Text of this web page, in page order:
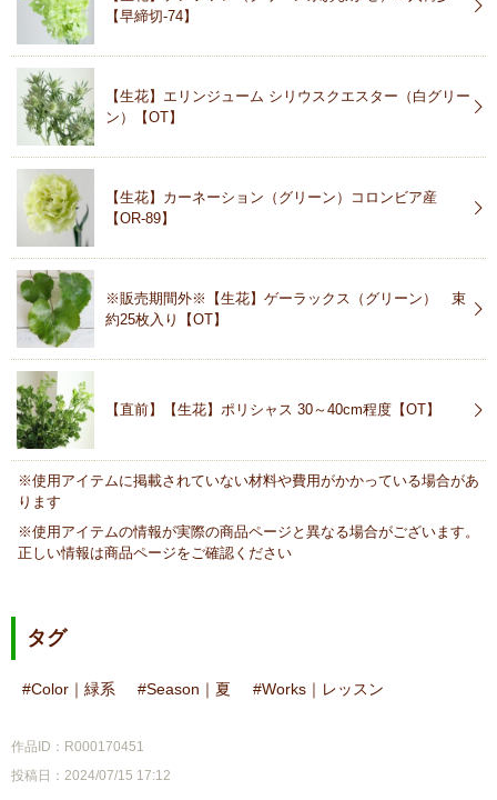
【早締切-74】
【生花】エリンジューム シリウスクエスター（白グリー
ン）【OT】
【生花】カーネーション（グリーン）コロンビア産
【OR-89】
※販売期間外※【生花】ゲーラックス（グリーン） 束
約25枚入り【OT】
【直前】【生花】ポリシャス 30～40cm程度【OT】
※使用アイテムに掲載されていない材料や費用がかかっている場合があ
ります
※使用アイテムの情報が実際の商品ページと異なる場合がございます。
正しい情報は商品ページをご確認ください
タグ
Color｜緑系 Season｜夏 Works｜レッスン
作品ID：R000170451
投稿日：2024/07/15 17:12